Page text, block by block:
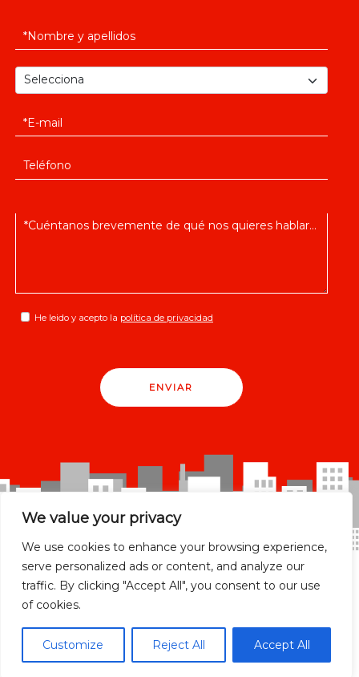
We value your privacy
We use cookies to enhance your browsing experience,
serve personalized ads or content, and analyze our
traffic. By clicking "Accept All", you consent to our use
of cookies.
Customize Reject All Accept All
He leido y acepto la política de privacidad
ENVIAR
Madrid localidades